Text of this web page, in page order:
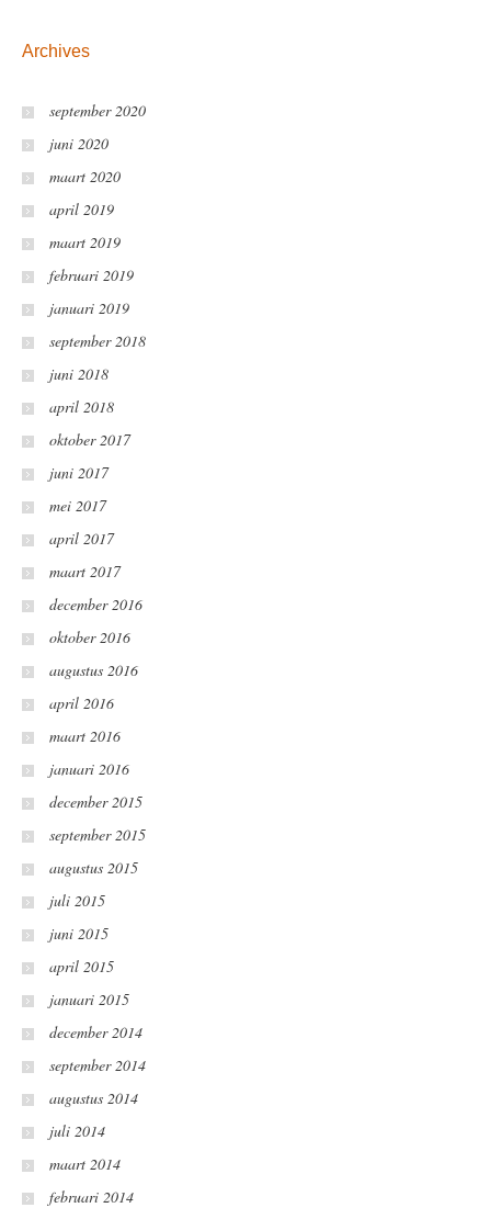
Archives
september 2020
juni 2020
maart 2020
april 2019
maart 2019
februari 2019
januari 2019
september 2018
juni 2018
april 2018
oktober 2017
juni 2017
mei 2017
april 2017
maart 2017
december 2016
oktober 2016
augustus 2016
april 2016
maart 2016
januari 2016
december 2015
september 2015
augustus 2015
juli 2015
juni 2015
april 2015
januari 2015
december 2014
september 2014
augustus 2014
juli 2014
maart 2014
februari 2014